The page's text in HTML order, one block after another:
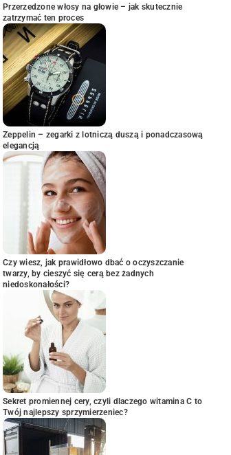
Przerzedzone włosy na głowie – jak skutecznie
zatrzymać ten proces
Zeppelin – zegarki z lotniczą duszą i ponadczasową
elegancją
Czy wiesz, jak prawidłowo dbać o oczyszczanie
twarzy, by cieszyć się cerą bez żadnych
niedoskonałości?
Sekret promiennej cery, czyli dlaczego witamina C to
Twój najlepszy sprzymierzeniec?